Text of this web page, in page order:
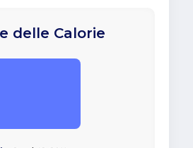
delle Calorie